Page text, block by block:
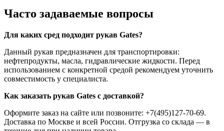
Часто задаваемые вопросы
Для каких сред подходит рукав Gates?
Данный рукав предназначен для транспортировки:
нефтепродукты, масла, гидравлические жидкости. Перед
использованием с конкретной средой рекомендуем уточнить
совместимость у специалиста.
Как заказать рукав Gates с доставкой?
Оформите заказ на сайте или позвоните: +7(495)127-70-69.
Доставка по Москве и всей России. Отгрузка со склада — в